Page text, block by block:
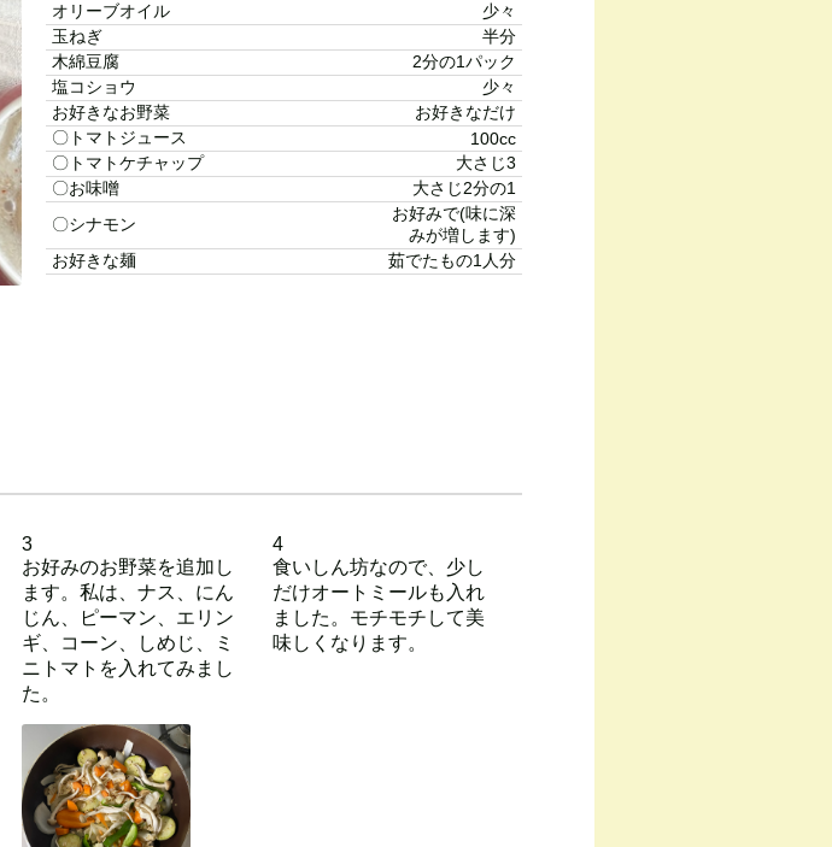
オリーブオイル
少々
玉ねぎ
半分
木綿豆腐
2分の1パック
塩コショウ
少々
お好きなお野菜
お好きなだけ
〇トマトジュース
100cc
〇トマトケチャップ
大さじ3
〇お味噌
大さじ2分の1
〇シナモン
お好みで(味に深
みが増します)
お好きな麺
茹でたもの1人分
3
お好みのお野菜を追加し
ます。私は、ナス、にん
じん、ピーマン、エリン
ギ、コーン、しめじ、ミ
ニトマトを入れてみまし
た。
4
食いしん坊なので、少し
だけオートミールも入れ
ました。モチモチして美
味しくなります。